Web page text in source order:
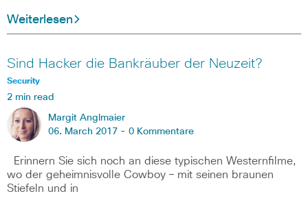
Weiterlesen
Sind Hacker die Bankräuber der Neuzeit?
Security
2 min read
Margit Anglmaier
06. March 2017 - 0 Kommentare
Erinnern Sie sich noch an diese typischen Westernfilme,
wo der geheimnisvolle Cowboy – mit seinen braunen
Stiefeln und in